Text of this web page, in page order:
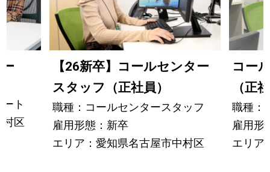
ト
村区
【26新卒】コールセンター
スタッフ（正社員）
職種：コールセンタースタッフ
雇用形態：新卒
エリア：愛知県名古屋市中村区
コー
（正
職種：
雇用形
エリア